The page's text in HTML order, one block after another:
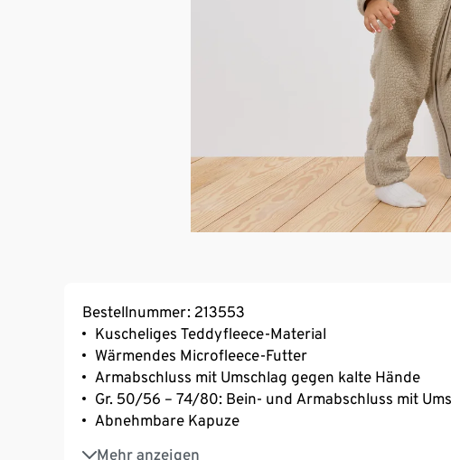
Bestellnummer: 213553
Kuscheliges Teddyfleece-Material
Wärmendes Microfleece-Futter
Armabschluss mit Umschlag gegen kalte Hände
Gr. 50/56 – 74/80: Bein- und Armabschluss mit
Abnehmbare Kapuze
Mehr anzeigen
Durchgehender Reißverschluss mit Kinnschutz,